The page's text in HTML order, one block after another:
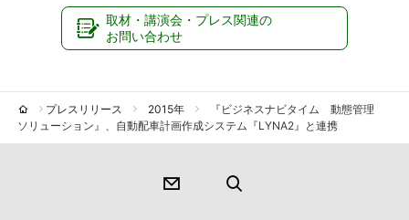
取材・講演会・プレス関連の
お問い合わせ
プレスリリース 2015年
『ビジネスナビタイム 動態管理
ソリューション』、自動配車計画作成システム『LYNA2』と連携